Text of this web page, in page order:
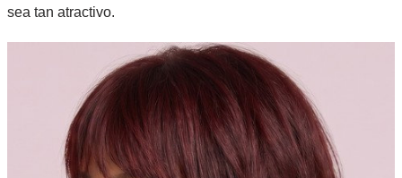
sea tan atractivo.